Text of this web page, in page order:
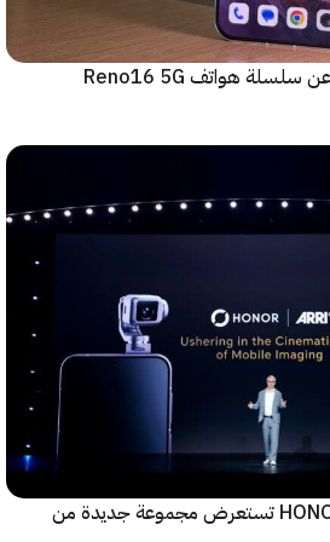
شركة Oppo تكشف النقاب عن سلسلة هواتف Reno16 5G
بالتعاون مع ARRI، شركة HONOR تستعرض مجموعة جديدة من